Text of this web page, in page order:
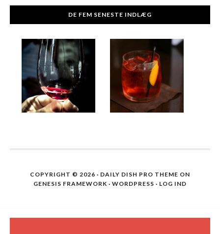
DE FEM SENESTE INDLÆG
COPYRIGHT © 2026 · DAILY DISH PRO THEME ON
GENESIS FRAMEWORK · WORDPRESS · LOG IND